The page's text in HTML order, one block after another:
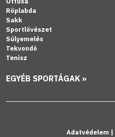
Röplabda
Sakk
Sportlövészet
Súlyemelés
Tekvondó
Tenisz
EGYÉB SPORTÁGAK »
Adatvédelem |